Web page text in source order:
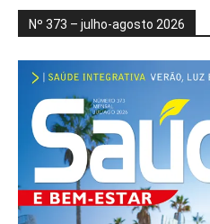
Nº 373 – julho-agosto 2026